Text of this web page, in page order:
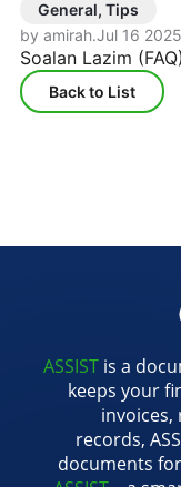
General, Tips
by amirah.Jul 16 2025
Soalan Lazim
Back to List
ASSISTis a
keeps your
records,
documents